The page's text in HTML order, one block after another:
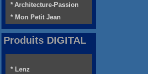
* Architecture-Passion
* Mon Petit Jean
Produits DIGITAL
* Lenz